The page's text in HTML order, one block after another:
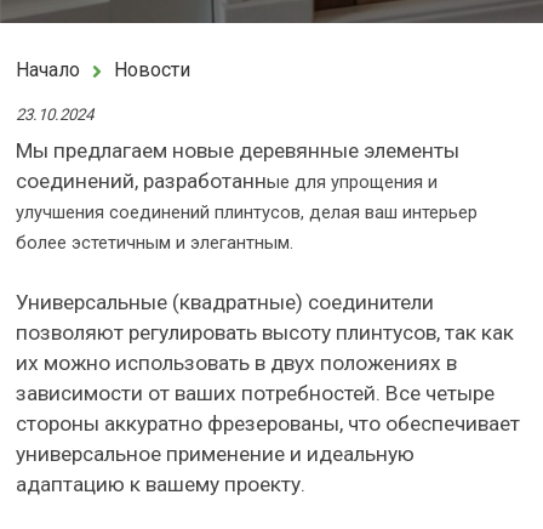
Начало Новости
23.10.2024
Мы предлагаем новые деревянные элементы
соединений, разработанные для упрощения и
улучшения соединений плинтусов, делая ваш интерьер
более эстетичным и элегантным.
Универсальные (квадратные) соединители
позволяют регулировать высоту плинтусов, так как
их можно использовать в двух положениях в
зависимости от ваших потребностей. Все четыре
стороны аккуратно фрезерованы, что обеспечивает
универсальное применение и идеальную
адаптацию к вашему проекту.